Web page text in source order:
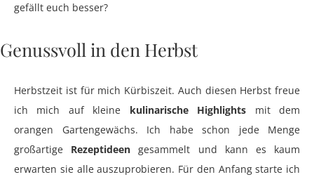
gefällt euch besser?
Genussvoll in den Herbst
Herbstzeit ist für mich Kürbiszeit. Auch diesen Herbst freue
ich mich auf kleine kulinarische Highlights mit dem
orangen Gartengewächs. Ich habe schon jede Menge
großartige Rezeptideen gesammelt und kann es kaum
erwarten sie alle auszuprobieren. Für den Anfang starte ich